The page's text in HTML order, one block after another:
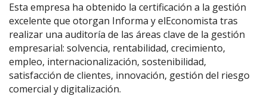
Esta empresa ha obtenido la certificación a la gestión
excelente que otorgan Informa y elEconomista tras
realizar una auditoría de las áreas clave de la gestión
empresarial: solvencia, rentabilidad, crecimiento,
empleo, internacionalización, sostenibilidad,
satisfacción de clientes, innovación, gestión del riesgo
comercial y digitalización.